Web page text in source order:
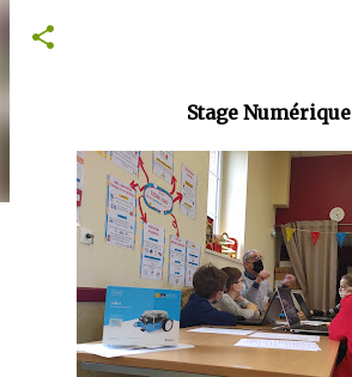
Stage Numérique